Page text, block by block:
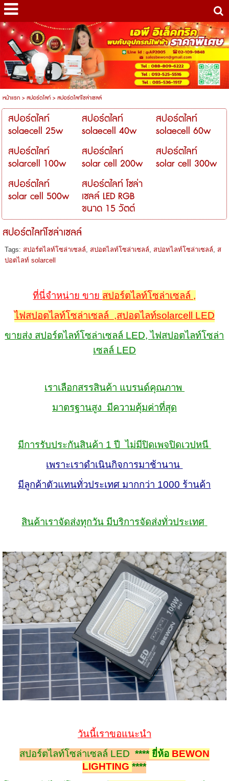
หน้าแรก> สปอร์ตไลท์> สปอร์ตไลท์โซล่าเซลล์
สปอร์ตไลท์
solaecell 25w
สปอร์ตไลท์
solaecell 40w
สปอร์ตไลท์
solaecell 60w
สปอร์ตไลท์
solarcell 100w
สปอร์ตไลท์
solar cell 200w
สปอร์ตไลท์
solar cell 300w
สปอร์ตไลท์
solar cell 500w
สปอร์ตไลท์ โซล่า
เซลล์ LED RGB
ขนาด 15 วัตต์
สปอร์ตไลท์โซล่าเซลล์
Tags: สปอร์ตไลท์โซล่าเซลล์ สปอตไลท์โซล่าเซลล์ สปอทไลท์โซล่าเซลล์ ส
ปอตไลท์ solarcell
ที่นี่จำหน่าย ขาย สปอร์ตไลท์โซล่าเซลล์ ,
ไฟสปอตไลท์โซล่าเซลล์ ,สปอตไลท์solarcell LED
ขายส่ง สปอร์ตไลท์โซล่าเซลล์ LED,ไฟสปอตไลท์โซล่า
เซลล์ LED
เราเลือกสรรสินค้า แบรนด์คุณภาพ
มาตรฐานสูง มีความคุ้มค่าที่สุด
มีการรับประกันสินค้า 1 ปี ไม่มีปิดเพจปิดเวปหนี
เพราะเราดำเนินกิจการมาช้านาน
มีลูกค้าตัวแทนทั่วประเทศ มากกว่า 1000 ร้านค้า
สินค้าเราจัดส่งทุกวัน มีบริการจัดส่งทั่วประเทศ
วันนี้เราขอแนะนำ
สปอร์ตไลท์โซล่าเซลล์ LED **** ยี่ห้อ BEWON
LIGHTING ****